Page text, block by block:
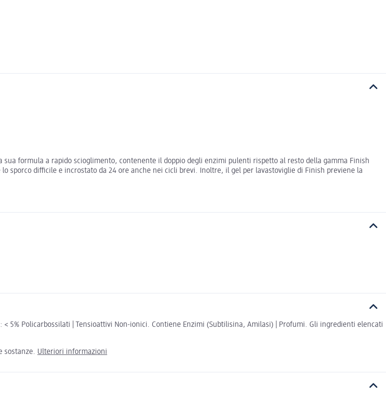
formula a rapido scioglimento, contenente il doppio degli enzimi pulenti rispetto al resto della gamma Finish
sporco difficile e incrostato da 24 ore anche nei cicli brevi. Inoltre, il gel per lavastoviglie di Finish previene la
< 5% Policarbossilati | Tensioattivi Non-ionici. Contiene Enzimi (Subtilisina, Amilasi) | Profumi. Gli ingredienti elencati
sostanze. Ulteriori informazioni